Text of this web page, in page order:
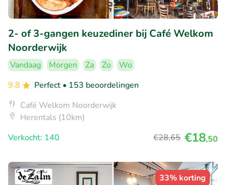
2- of 3-gangen keuzediner bij Café Welkom
Noorderwijk
Vandaag Morgen Za Zo
Wo
9.8
Perfect • 153 beoordelingen
Café Welkom Noorderwijk
Herentals (10km)
Verkocht: 140
€28,65 €18,50
33% korting